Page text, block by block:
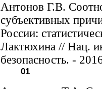
Антонов Г.В.
субъективных
России:
Лактюхина // Нац.
безопасность. -
01